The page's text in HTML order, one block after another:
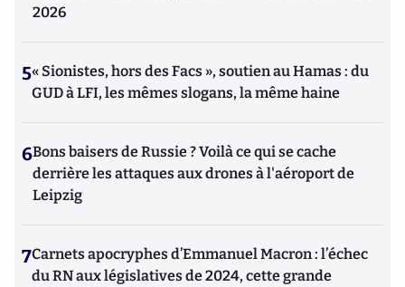
2026
5« Sionistes, hors des Facs », soutien au Hamas : du
GUD à LFI, les mêmes slogans, la même haine
6Bons baisers de Russie ? Voilà ce qui se cache
derrière les attaques aux drones à l'aéroport de
Leipzig
7Carnets apocryphes d’Emmanuel Macron : l’échec
du RN aux législatives de 2024, cette grande